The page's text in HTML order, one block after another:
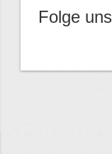
Folge